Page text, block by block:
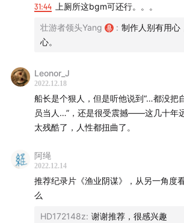
31:44 上厕所这bgm可还行。。。
壮游者领头Yang : 制作人别有用心
心。
Leonor_J
2022.12.18
船长是个狠人，但是听他说到“…都没把
员当人…”，还是很受震撼——这几十年
太残酷了，人性都扭曲了。
阿绳
2022.12.14
推荐纪录片《渔业阴谋》，从另一角度
么
HD172148z: 谢谢推荐，很感兴趣